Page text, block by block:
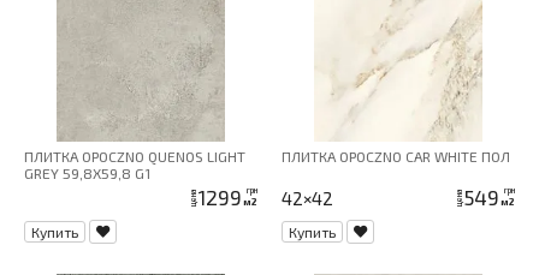
ПЛИТКА OPOCZNO QUENOS LIGHT
GREY 59,8X59,8 G1
цена1299 грн
м2
Купить
ПЛИТКА OPOCZNO CAR WHITE ПОЛ
42×42 цена 549 грн
м2
Купить